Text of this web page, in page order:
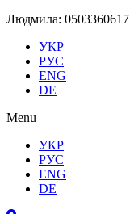
Людмила: 0503360617
УКР
РУС
ENG
DE
Menu
УКР
РУС
ENG
DE